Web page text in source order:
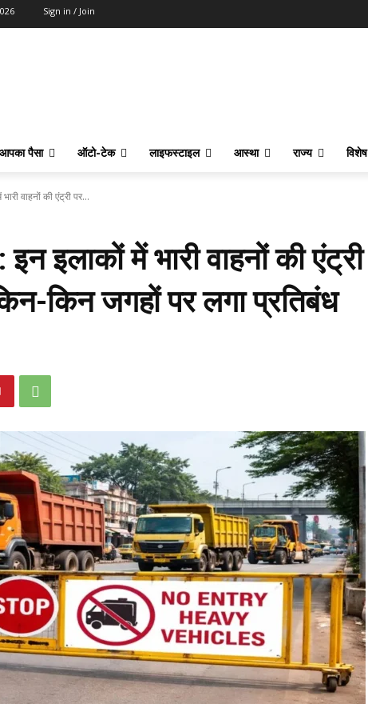
Sign in / Join
आपका पैसा ऑटो-टेक लाइफस्टाइल आस्था राज्य विशेष
वाहनों की एंट्री पर...
इलाकों में भारी वाहनों की एंट्री
किन जगहों पर लगा प्रतिबंध